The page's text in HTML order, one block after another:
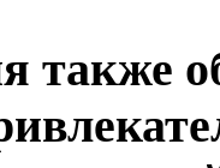
также